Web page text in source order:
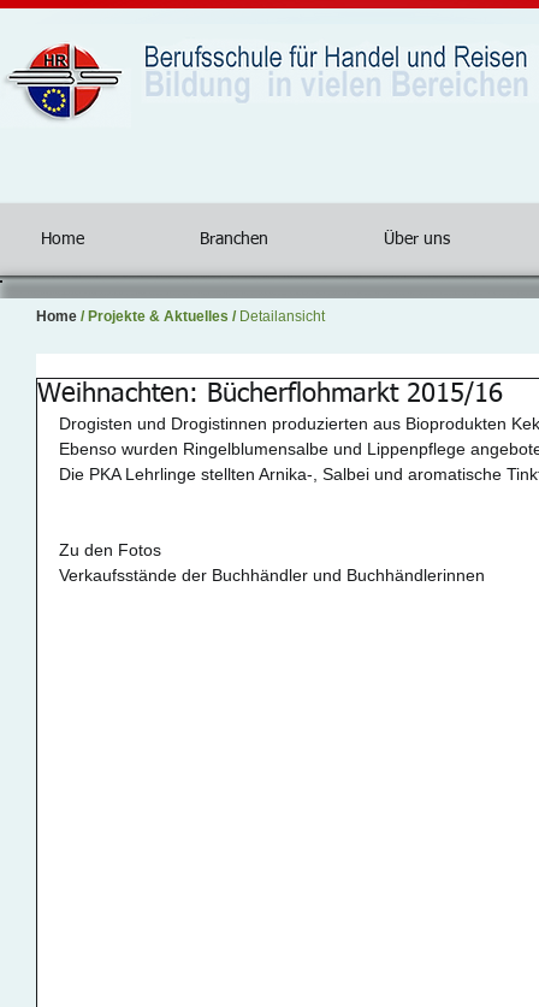
Home Branchen Über uns
Home / Projekte & Aktuelles / Detailansicht
Weihnachten: Bücherflohmarkt 2015/16
Drogisten und Drogistinnen produzierten aus Bioprodukten
Ebenso wurden Ringelblumensalbe und Lippenpflege
Die PKA Lehrlinge stellten Arnika-, Salbei und aromatische
Zu den Fotos
Verkaufsstände der Buchhändler und Buchhändlerinnen